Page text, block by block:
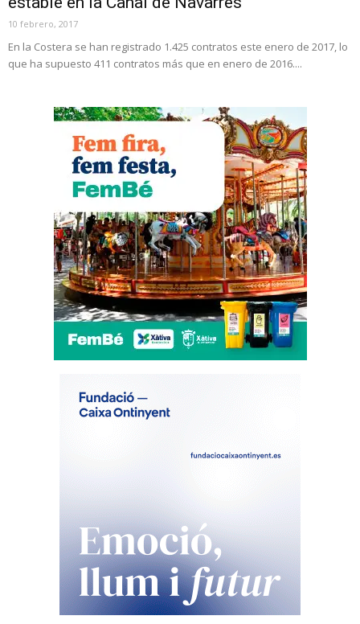
10 febrero, 2017
En la Costera se han registrado 1.425 contratos este enero de 2017, lo
que ha supuesto 411 contratos más que en enero de 2016....